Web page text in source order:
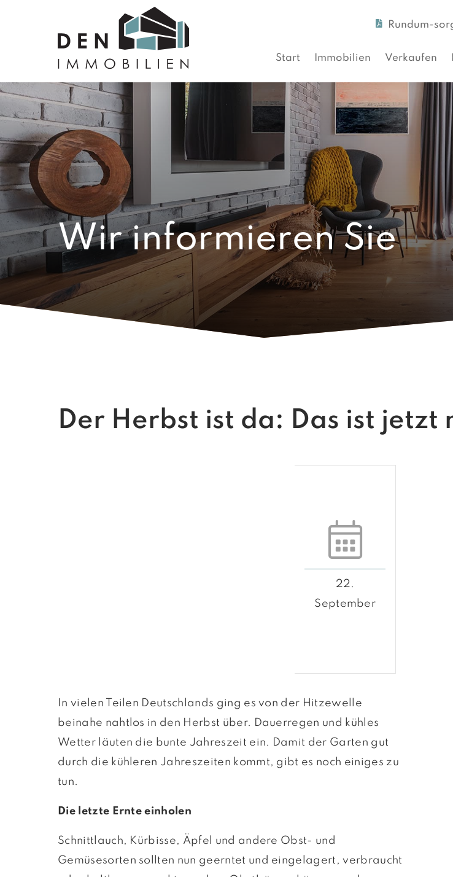
Rundum-
Start Immobilien Verkaufen
Wir informieren Sie
Der Herbst ist da: Das ist jetzt
22.
September
In vielen Teilen Deutschlands ging es von der Hitzewelle
beinahe nahtlos in den Herbst über. Dauerregen und kühles
Wetter läuten die bunte Jahreszeit ein. Damit der Garten gut
durch die kühleren Jahreszeiten kommt, gibt es noch einiges zu
tun.
Die letzte Ernte einholen
Schnittlauch, Kürbisse, Äpfel und andere Obst- und
Gemüsesorten sollten nun geerntet und eingelagert, verbraucht